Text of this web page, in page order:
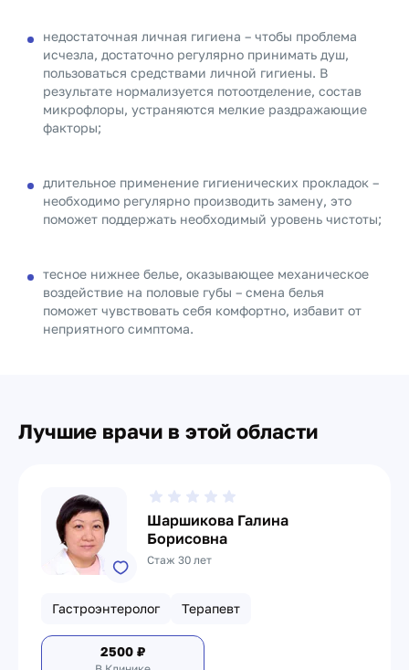
недостаточная личная гигиена – чтобы проблема
исчезла, достаточно регулярно принимать душ,
пользоваться средствами личной гигиены. В
результате нормализуется потоотделение, состав
микрофлоры, устраняются мелкие раздражающие
факторы;
длительное применение гигиенических прокладок –
необходимо регулярно производить замену, это
поможет поддержать необходимый уровень чистоты;
тесное нижнее белье, оказывающее механическое
воздействие на половые губы – смена белья
поможет чувствовать себя комфортно, избавит от
неприятного симптома.
Лучшие врачи в этой области
Шаршикова Галина
Борисовна
Стаж 30 лет
Гастроэнтеролог Терапевт
2500 ₽